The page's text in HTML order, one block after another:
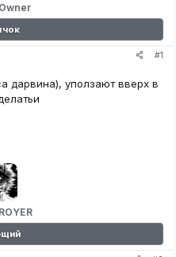
#1
дарвина), уползают вверх в